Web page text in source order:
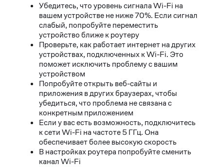
Убедитесь, что уровень сигнала Wi-Fi на
вашем устройстве не ниже 70%. Если сигнал
слабый, попробуйте переместить
устройство ближе к роутеру
Проверьте, как работает интернет на других
устройствах, подключенных к Wi-Fi. Это
поможет исключить проблему с вашим
устройством
Попробуйте открыть веб-сайты и
приложения в других браузерах, чтобы
убедиться, что проблема не связана с
конкретным приложением
Если у вас есть возможность, подключитесь
к сети Wi-Fi на частоте 5 ГГц. Она
обеспечивает более высокую скорость
В настройках роутера попробуйте сменить
канал Wi-Fi